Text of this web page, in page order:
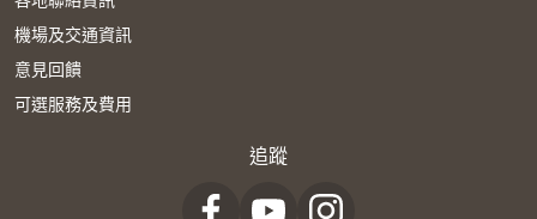
機場及交通資訊
意見回饋
可選服務及費用
追蹤